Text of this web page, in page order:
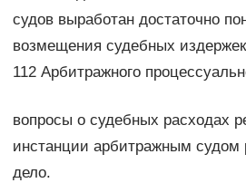
судов выработан достаточно
возмещения судебных
112 Арбитражного
вопросы о судебных расходах
инстанции арбитражным
дело.